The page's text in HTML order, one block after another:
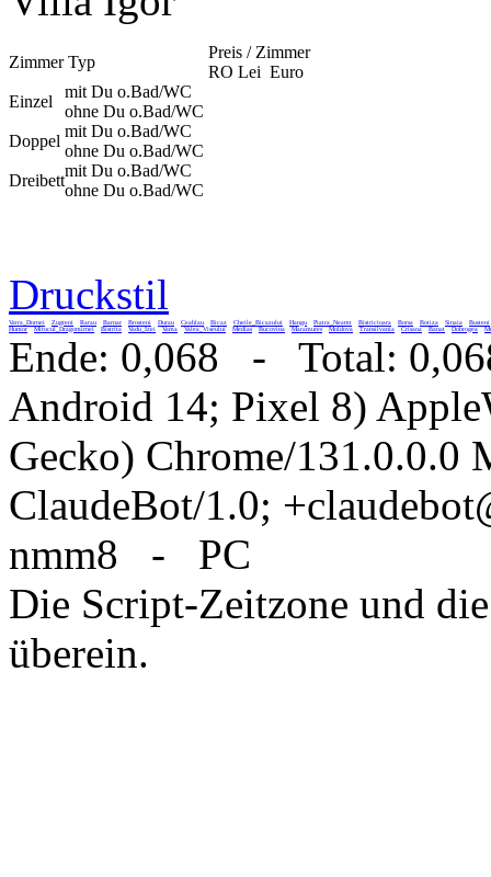
Zimmer Typ
Preis / Zimmer
RO Lei Euro
Einzel
mit Du o.Bad/WC
ohne Du o.Bad/WC
Doppel
mit Du o.Bad/WC
ohne Du o.Bad/WC
Dreibett
mit Du o.Bad/WC
ohne Du o.Bad/WC
Druckstil
Vatra_Dornei Zugreni Rarau Barnar Brosteni Durau Ceahlau Bicaz Cheile_Bicazului Hangu Piatra_Neamt Bistricioara Borsa Botiza Sinaia
Busteni
Humor
Mitocul_Dragomirnei Bistrita Vadu_Izei Vama Valea_Viseului Medias Bucovina Maramures Moldova Transilvania Crisana Banat Dobrogea
Ende: 0,068 - Total:
Android 14; Pixel 8)
Gecko) Chrome/131.0.0.0
ClaudeBot/1.0;
nmm8 - PC
Die Script-Zeitzone und
überein.